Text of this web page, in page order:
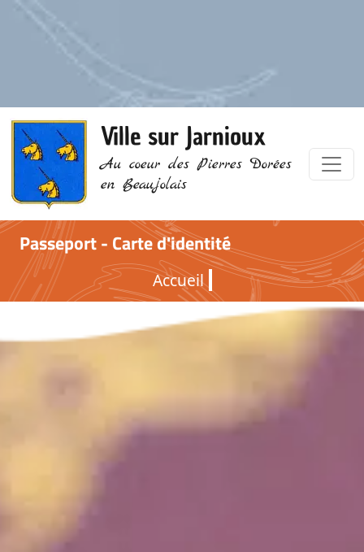
Ville sur Jarnioux
Au coeur des Pierres Dorées
en Beaujolais
Passeport - Carte d'identité
Accueil